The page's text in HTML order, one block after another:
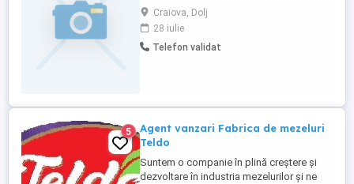
BARBATI,FEMEI SI CUPLURI IN PRODUCTIA DE
ABATOR PORC!! Pentru contact 072716525.
Sau la Nr . Transportul din Romania catre
este platit de catre companie. Locatii : Rheda
Craiova, Dolj
28 iulie
Telefon validat
5
Agent vanzari Fabrica de mezeluri
Teldo
Suntem o companie în plină creștere și
dezvoltare în industria mezelurilor și ne